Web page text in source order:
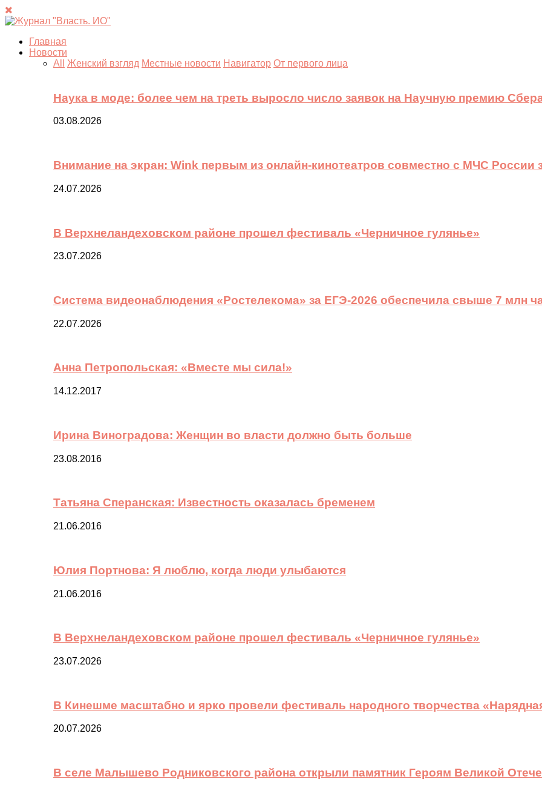
Главная
Новости
All
Женский взгляд Местные новости Навигатор От первого лица
Наука в моде: более чем на треть выросло число заявок на Научную премию
03.08.2026
Внимание на экран: Wink первым из онлайн-кинотеатров совместно с МЧС России
24.07.2026
В Верхнеландеховском районе прошел фестиваль «Черничное гулянье»
23.07.2026
Система видеонаблюдения «Ростелекома» за ЕГЭ-2026 обеспечила свыше 7 млн
22.07.2026
Анна Петропольская: «Вместе мы сила!»
14.12.2017
Ирина Виноградова: Женщин во власти должно быть больше
23.08.2016
Татьяна Сперанская: Известность оказалась бременем
21.06.2016
Юлия Портнова: Я люблю, когда люди улыбаются
21.06.2016
В Верхнеландеховском районе прошел фестиваль «Черничное гулянье»
23.07.2026
В Кинешме масштабно и ярко провели фестиваль народного творчества
20.07.2026
В селе Малышево Родниковского района открыли памятник Героям Великой